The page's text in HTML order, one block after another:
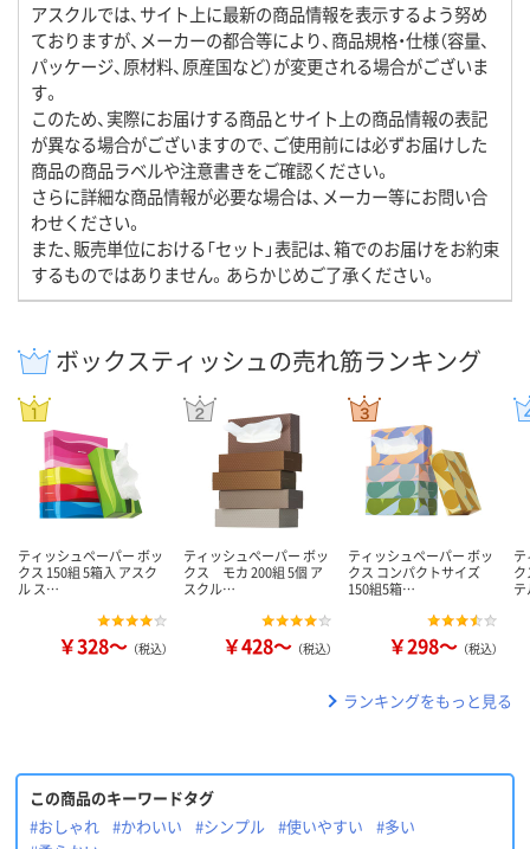
アスクルでは、サイト上に最新の商品情報を表示するよう努め
ておりますが、メーカーの都合等により、商品規格・仕様（容量、
パッケージ、原材料、原産国など）が変更される場合がございま
す。
このため、実際にお届けする商品とサイト上の商品情報の表記
が異なる場合がございますので、ご使用前には必ずお届けした
商品の商品ラベルや注意書きをご確認ください。
さらに詳細な商品情報が必要な場合は、メーカー等にお問い合
わせください。
また、販売単位における「セット」表記は、箱でのお届けをお約束
するものではありません。あらかじめご了承ください。
ボックスティッシュの売れ筋ランキング
ティッシュペーパー ボッ
クス 150組 5箱入 アスク
ル ス…
￥328～ （税込）
ティッシュペーパー ボッ
クス モカ 200組 5個 ア
スクル…
￥428～ （税込）
ティッシュペーパー ボッ
クス コンパクトサイズ
150組5箱…
￥298～ （税込）
ランキングをもっと見る
この商品のキーワードタグ
#おしゃれ #かわいい #シンプル #使いやすい
#多い